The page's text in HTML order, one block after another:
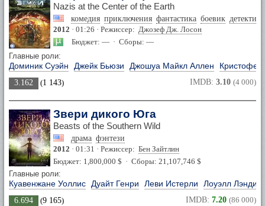
Nazis at the Center of the Earth
комедия приключения фантастика боевик детектив
2012 · 01:26 · Режиссер: Джозеф Дж. Лосон
Бюджет: — · Сборы: —
Главные роли:
Доминик Суэйн Джейк Бьюзи Джошуа Майкл Аллен
3.162 (1 143) IMDB: 3.10 (4 000)
Звери дикого Юга
Beasts of the Southern Wild
драма фэнтези
2012 · 01:31 · Режиссер: Бен Зайтлин
Бюджет: 1,800,000 $ · Сборы: 21,107,746 $
Главные роли:
Куавенжане Уоллис Дуайт Генри Леви Истерли Лоуэлл Лэндис
6.694 (9 165) IMDB: 7.20 (86 000)